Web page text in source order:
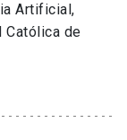
Artificial,
Católica de